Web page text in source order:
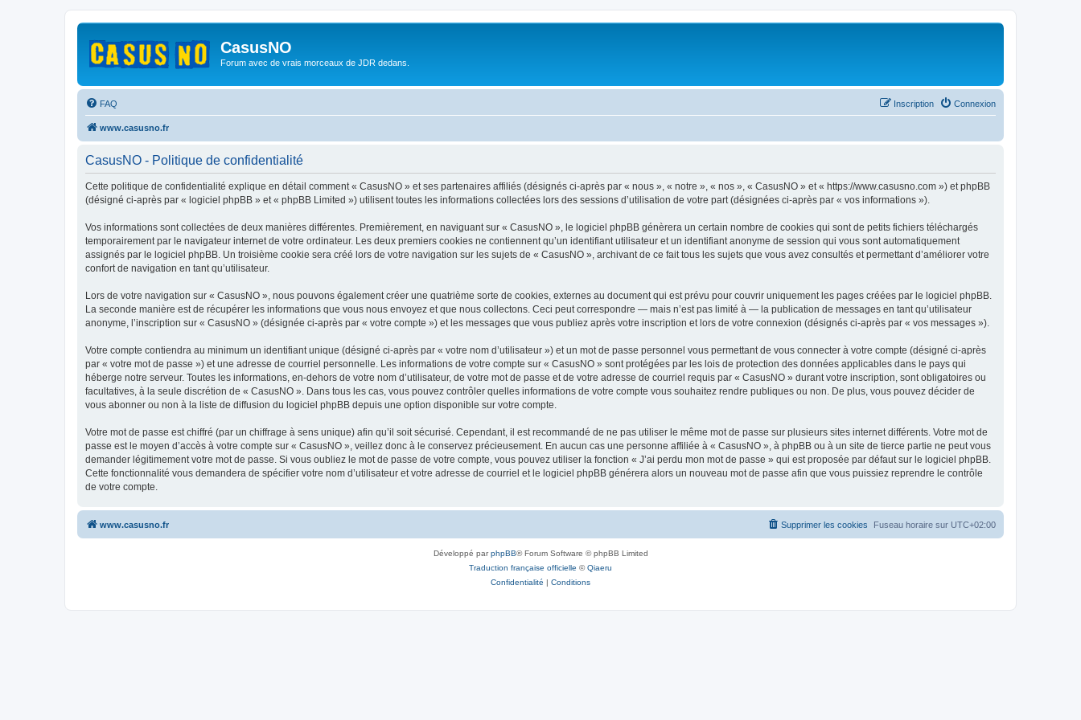
CasusNO
Forum avec de vrais morceaux de JDR dedans.
FAQ Connexion
Inscription
www.casusno.fr
CasusNO - Politique de confidentialité
Cette politique de confidentialité explique en détail comment « CasusNO » et ses partenaires affiliés (désignés ci-après par « nous », « notre », « nos », « CasusNO » et « https://www.casusno.com ») et phpBB
(désigné ci-après par « logiciel phpBB » et « phpBB Limited ») utilisent toutes les informations collectées lors des sessions d’utilisation de votre part (désignées ci-après par « vos informations »).
Vos informations sont collectées de deux manières différentes. Premièrement, en naviguant sur « CasusNO », le logiciel phpBB génèrera un certain nombre de cookies qui sont de petits fichiers téléchargés
temporairement par le navigateur internet de votre ordinateur. Les deux premiers cookies ne contiennent qu’un identifiant utilisateur et un identifiant anonyme de session qui vous sont automatiquement
assignés par le logiciel phpBB. Un troisième cookie sera créé lors de votre navigation sur les sujets de « CasusNO », archivant de ce fait tous les sujets que vous avez consultés et permettant d’améliorer votre
confort de navigation en tant qu’utilisateur.
Lors de votre navigation sur « CasusNO », nous pouvons également créer une quatrième sorte de cookies, externes au document qui est prévu pour couvrir uniquement les pages créées par le logiciel phpBB.
La seconde manière est de récupérer les informations que vous nous envoyez et que nous collectons. Ceci peut correspondre — mais n’est pas limité à — la publication de messages en tant qu’utilisateur
anonyme, l’inscription sur « CasusNO » (désignée ci-après par « votre compte ») et les messages que vous publiez après votre inscription et lors de votre connexion (désignés ci-après par « vos messages »).
Votre compte contiendra au minimum un identifiant unique (désigné ci-après par « votre nom d’utilisateur ») et un mot de passe personnel vous permettant de vous connecter à votre compte (désigné ci-après
par « votre mot de passe ») et une adresse de courriel personnelle. Les informations de votre compte sur « CasusNO » sont protégées par les lois de protection des données applicables dans le pays qui
héberge notre serveur. Toutes les informations, en-dehors de votre nom d’utilisateur, de votre mot de passe et de votre adresse de courriel requis par « CasusNO » durant votre inscription, sont obligatoires ou
facultatives, à la seule discrétion de « CasusNO ». Dans tous les cas, vous pouvez contrôler quelles informations de votre compte vous souhaitez rendre publiques ou non. De plus, vous pouvez décider de
vous abonner ou non à la liste de diffusion du logiciel phpBB depuis une option disponible sur votre compte.
Votre mot de passe est chiffré (par un chiffrage à sens unique) afin qu’il soit sécurisé. Cependant, il est recommandé de ne pas utiliser le même mot de passe sur plusieurs sites internet différents. Votre mot de
passe est le moyen d’accès à votre compte sur « CasusNO », veillez donc à le conservez précieusement. En aucun cas une personne affiliée à « CasusNO », à phpBB ou à un site de tierce partie ne peut vous
demander légitimement votre mot de passe. Si vous oubliez le mot de passe de votre compte, vous pouvez utiliser la fonction « J’ai perdu mon mot de passe » qui est proposée par défaut sur le logiciel phpBB.
Cette fonctionnalité vous demandera de spécifier votre nom d’utilisateur et votre adresse de courriel et le logiciel phpBB générera alors un nouveau mot de passe afin que vous puissiez reprendre le contrôle
de votre compte.
www.casusno.fr Fuseau horaire sur UTC+02:00
Supprimer les cookies
Développé parphpBB® Forum Software © phpBB Limited
Traduction française officielle ©Qiaeru
Confidentialité | Conditions